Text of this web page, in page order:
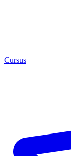
Cursus